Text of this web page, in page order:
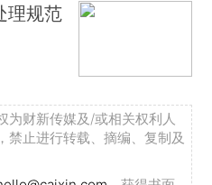
理规范
为财新传媒及/或相关权利人
禁止进行转载、摘编、复制及